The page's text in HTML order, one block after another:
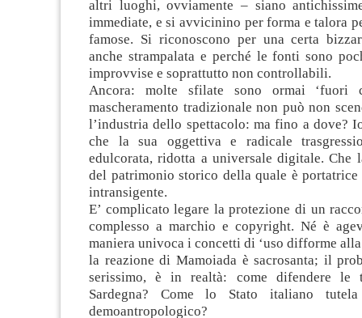
altri luoghi, ovviamente – siano
immediate, e si avvicinino per forma e talora
famose. Si riconoscono per una certa
anche strampalata e perché le fonti sono
improvvise e soprattutto non controllabili.
Ancora: molte sfilate sono ormai ‘fuori
mascheramento tradizionale non può non
l’industria dello spettacolo: ma fino a dove?
che la sua oggettiva e radicale
edulcorata, ridotta a universale digitale. Che
del patrimonio storico della quale è portatrice
intransigente.
E’ complicato legare la protezione di un
complesso a marchio e copyright. Né è
maniera univoca i concetti di ‘uso difforme
la reazione di Mamoiada è sacrosanta; il
serissimo, è in realtà: come difendere le
Sardegna? Come lo Stato italiano
demoantropologico?